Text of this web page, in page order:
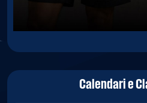
Calendari e